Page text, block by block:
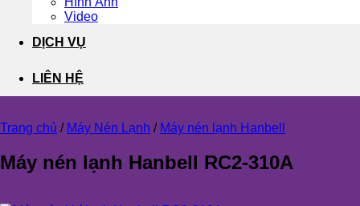
Video
DỊCH VỤ
LIÊN HỆ
Trang chủ / Máy Nén Lạnh / Máy nén lạnh Hanbell
Máy nén lạnh Hanbell RC2-310A